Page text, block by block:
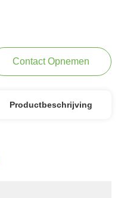
Contact Opnemen
Productbeschrijving